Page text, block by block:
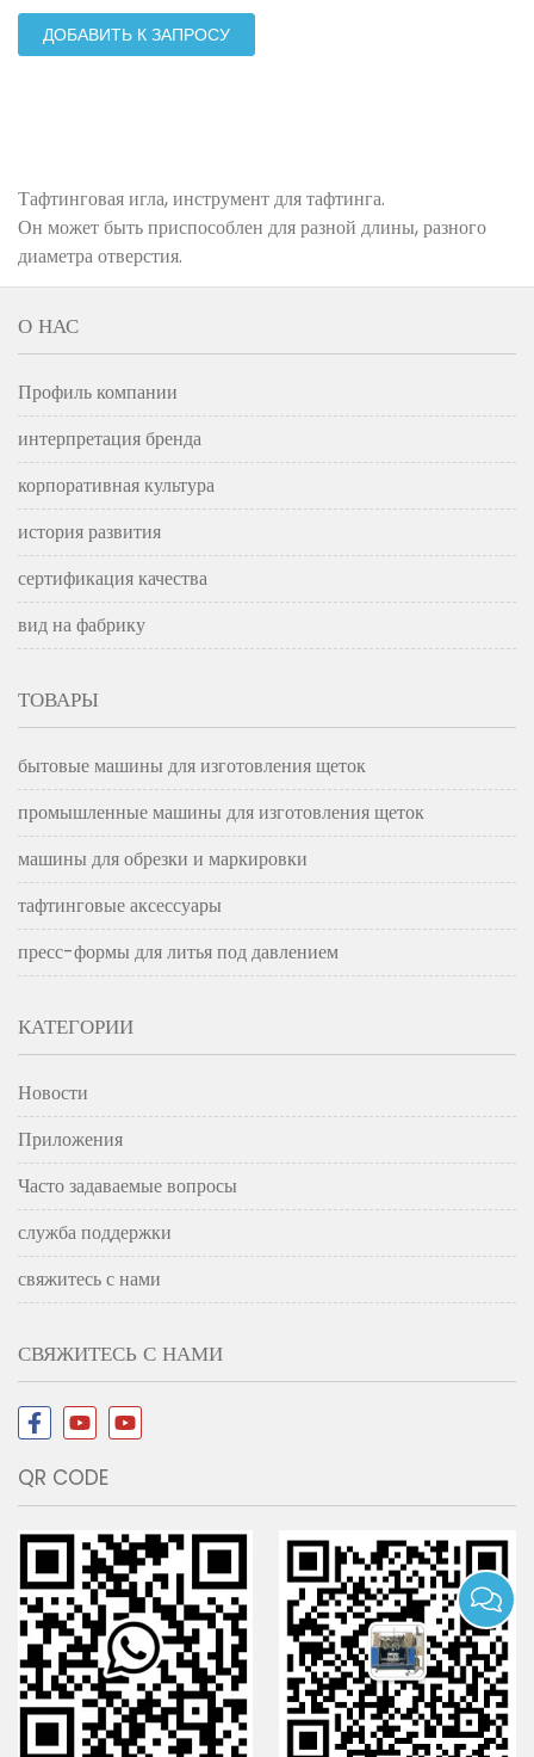
ДОБАВИТЬ К ЗАПРОСУ
Тафтинговая игла, инструмент для тафтинга.
Он может быть приспособлен для разной длины, разного
диаметра отверстия.
О НАС
Профиль компании
интерпретация бренда
корпоративная культура
история развития
сертификация качества
вид на фабрику
ТОВАРЫ
бытовые машины для изготовления щеток
промышленные машины для изготовления щеток
машины для обрезки и маркировки
тафтинговые аксессуары
пресс-формы для литья под давлением
КАТЕГОРИИ
Новости
Приложения
Часто задаваемые вопросы
служба поддержки
свяжитесь с нами
СВЯЖИТЕСЬ С НАМИ
QR CODE